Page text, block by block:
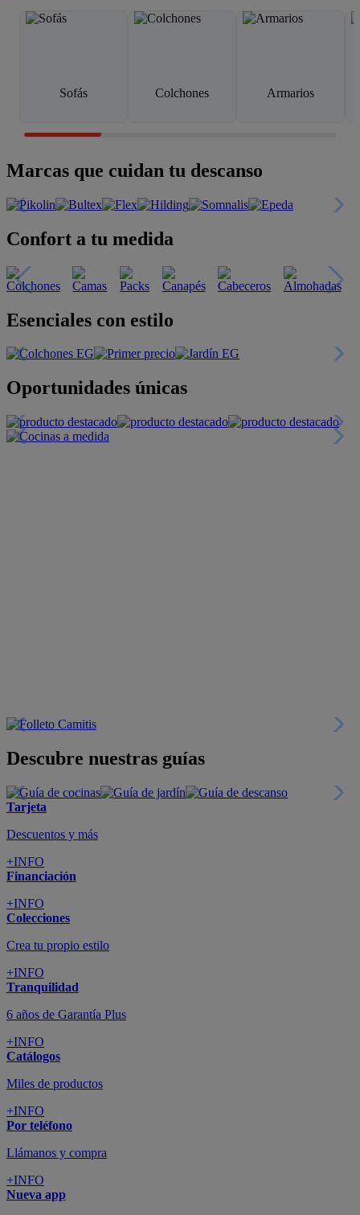
Sofás Colchones Armarios
Marcas que cuidan tu descanso
Confort a tu medida
Esenciales con estilo
Oportunidades únicas
Descubre nuestras guías
Tarjeta
Descuentos y más
+INFO
Financiación
+INFO
Colecciones
Crea tu propio estilo
+INFO
Tranquilidad
6 años de Garantía Plus
+INFO
Catálogos
Miles de productos
+INFO
Por teléfono
Llámanos y compra
+INFO
Nueva app